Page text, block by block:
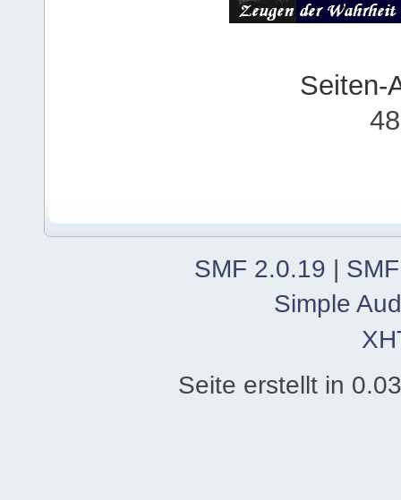
Seiten-
SMF 2.0.19 |
Simple
Seite erstellt in